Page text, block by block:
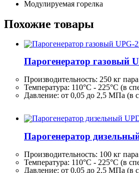
Модулируемая горелка
Похожие товары
Парогенератор газовый
Производительность: 250 кг
Температура: 110°C - 225°C (в
Давление: от 0,05 до 2,5 МПа (в
Парогенератор
Производительность: 100 кг
Температура: 110°C - 225°C (в
Давление: от 0,05 до 2,5 МПа (в